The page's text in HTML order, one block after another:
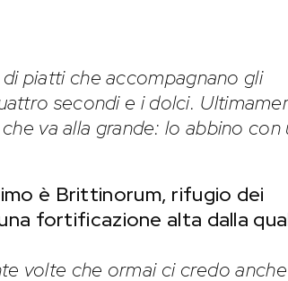
piatti che accompagnano gli
secondi e i dolci.
va alla grande: lo abbino con
è Brittinorum, rifugio dei
fortificazione alta dalla
volte che ormai ci credo